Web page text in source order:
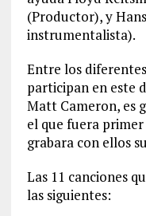
(Productor), y
instrumentalista).
Entre los
participan en este
Matt Cameron, es
el que fuera
grabara con ellos
Las 11 canciones
las siguientes: